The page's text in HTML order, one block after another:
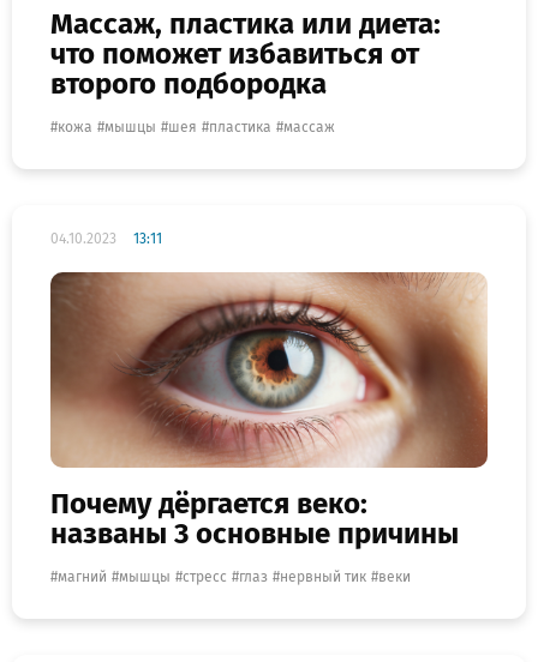
Массаж, пластика или диета:
что поможет избавиться от
второго подбородка
кожа мышцы шея пластика массаж
04.10.2023 13:11
Почему дёргается веко:
названы 3 основные причины
магний мышцы стресс глаз нервный тик веки